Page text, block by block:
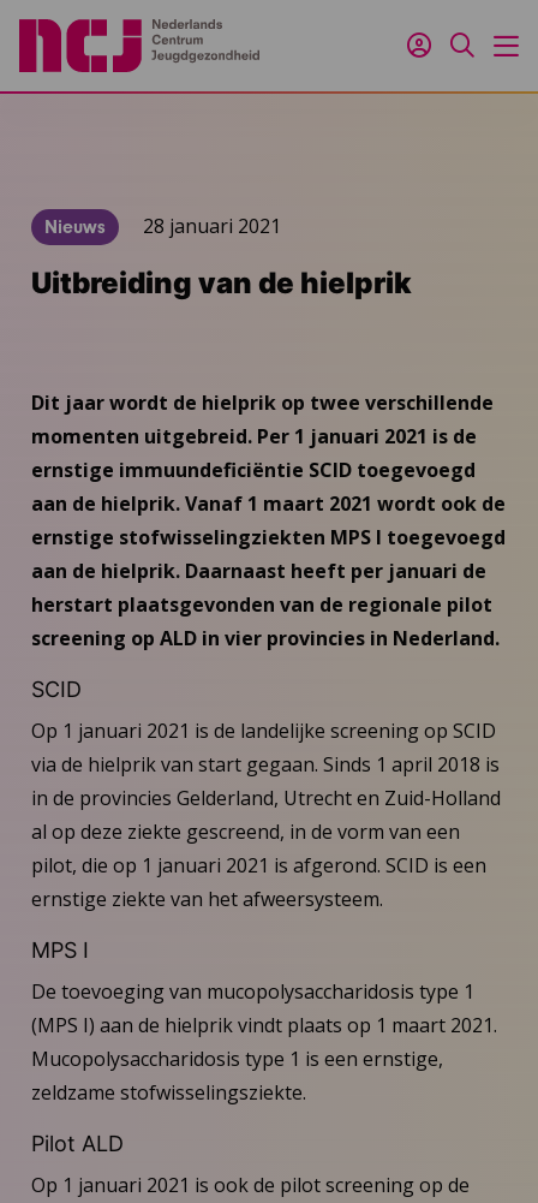
Inloggen
Zoeken
Nieuws 28 januari 2021
Uitbreiding van de hielprik
Dit jaar wordt de hielprik op twee verschillende
momenten uitgebreid. Per 1 januari 2021 is de
ernstige immuundeficiëntie SCID toegevoegd
aan de hielprik. Vanaf 1 maart 2021 wordt ook de
ernstige stofwisselingziekten MPS I toegevoegd
aan de hielprik. Daarnaast heeft per januari de
herstart plaatsgevonden van de regionale pilot
screening op ALD in vier provincies in Nederland.
SCID
Op 1 januari 2021 is de landelijke screening op SCID
via de hielprik van start gegaan. Sinds 1 april 2018 is
in de provincies Gelderland, Utrecht en Zuid-Holland
al op deze ziekte gescreend, in de vorm van een
pilot, die op 1 januari 2021 is afgerond. SCID is een
ernstige ziekte van het afweersysteem.
MPS I
De toevoeging van mucopolysaccharidosis type 1
(MPS I) aan de hielprik vindt plaats op 1 maart 2021.
Mucopolysaccharidosis type 1 is een ernstige,
zeldzame stofwisselingsziekte.
Pilot ALD
Op 1 januari 2021 is ook de pilot screening op de